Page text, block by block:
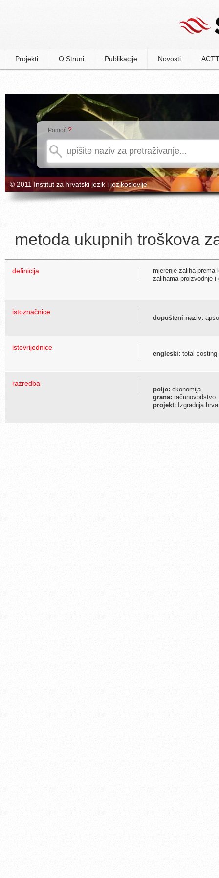
Projekti O Struni Publikacije Novosti
Pomoć ?
© 2011 Institut za hrvatski jezik i jezikoslovlje
metoda ukupnih troškova
definicija
mjerenje zaliha
zalihama proizvodnje i
istoznačnice
dopušteni naziv:
istovrijednice
engleski: total costing
razredba
polje: ekonomija
grana: računovodstvo
projekt: Izgradnja